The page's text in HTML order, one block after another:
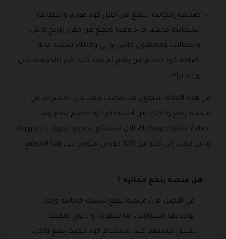
صديقة إمكانية الدفع من خلال كود فوري والبطاقة
الائتمانية ماستر كارد وفيزا ودفع من خلال اورنج كاش
واتصالات وفودافون كاش يو بي وكذلك ستجد خانة
اضافة كود خصم من ينفع ثم بعد ذلك قم بالضغط على
زر اشترك .
في هذه الحالة ستكون قد تمكنت فعلا من الاشتراك في
منصة ينفع وكذلك من استخدام كود خصم ينفع وقت
عملية الشراء ويمكنك الان استمتع بجميع الدورات التدريبية
والتي تصل إلى أكثر من 300 كورس متوفر على هذا الموقع .
هل منصه ينفع مجانيه ؟
في الاصل فان منصة ينفع ليست مجانية وإنما
يوجد بها اشتراكين اما شهري او ثانوي يمكنك
تقليل قيمتهم عند استخدام كود خصم ينفع ولكن